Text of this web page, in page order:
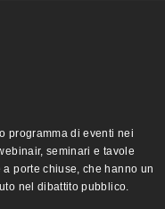
programma di eventi nei
seminari e tavole
porte chiuse, che hanno un
nel dibattito pubblico.